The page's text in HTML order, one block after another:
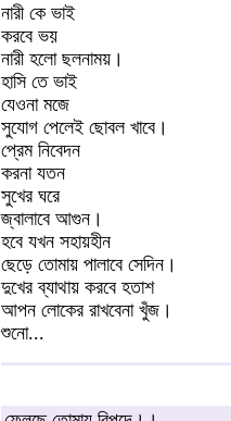
নারী কে ভাই
করবে ভয়
নারী হলো ছলনাময়।
হাসি তে ভাই
যেওনা মজে
সুযোগ পেলেই ছোবল খাবে।
প্রেম নিবেদন
করনা যতন
সুখের ঘরে
জ্বালাবে আগুন।
হবে যখন সহায়হীন
ছেড়ে তোমায় পালাবে সেদিন।
দুখের ব্যাথায় করবে হতাশ
আপন লোকের রাখবেনা খুঁজ।
শুনো...